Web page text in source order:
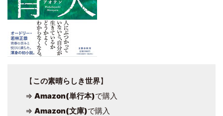
【この素晴らしき世界】
⇒ Amazon(単行本)で購入
⇒ Amazon(文庫)で購入